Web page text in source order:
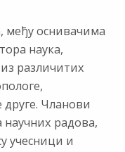
међу оснивачима
наука,
различитих
Чланови
научних радова,
учесници и